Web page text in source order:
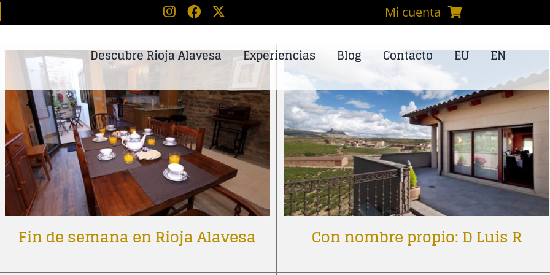
Mi cuenta
Descubre Rioja Alavesa Experiencias Blog Contacto EU EN
Fin de semana en Rioja Alavesa Con nombre propio: D Luis R